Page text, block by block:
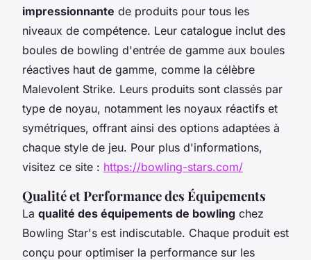
impressionnante de produits pour tous les
niveaux de compétence. Leur catalogue inclut des
boules de bowling d'entrée de gamme aux boules
réactives haut de gamme, comme la célèbre
Malevolent Strike. Leurs produits sont classés par
type de noyau, notamment les noyaux réactifs et
symétriques, offrant ainsi des options adaptées à
chaque style de jeu. Pour plus d'informations,
visitez ce site : https://bowling-stars.com/
Qualité et Performance des Équipements
La qualité des équipements de bowling chez
Bowling Star's est indiscutable. Chaque produit est
conçu pour optimiser la performance sur les